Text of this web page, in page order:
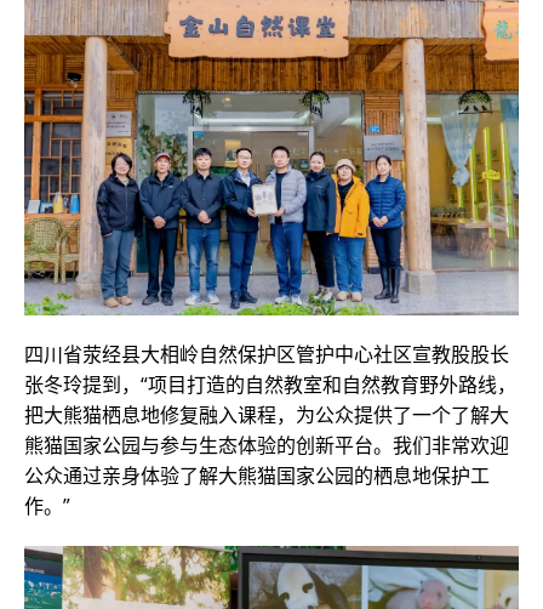
四川省荥经县大相岭自然保护区管护中心社区宣教股股长
张冬玲提到，“项目打造的自然教室和自然教育野外路线，
把大熊猫栖息地修复融入课程，为公众提供了一个了解大
熊猫国家公园与参与生态体验的创新平台。我们非常欢迎
公众通过亲身体验了解大熊猫国家公园的栖息地保护工
作。”